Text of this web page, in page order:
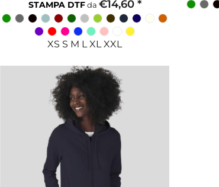
STAMPA DTFda €14,60 *
XS S M L XL XXL